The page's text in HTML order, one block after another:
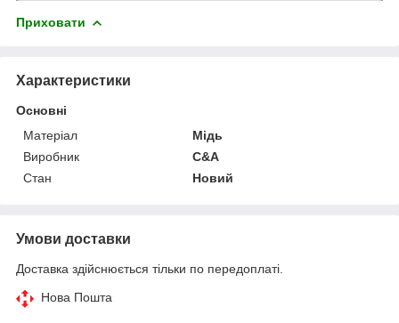
Приховати
Характеристики
Основні
Матеріал
Мідь
Виробник
C&A
Стан
Новий
Умови доставки
Доставка здійснюється тільки по передоплаті.
Нова Пошта